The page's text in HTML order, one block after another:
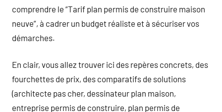
comprendre le “Tarif plan permis de construire maison
neuve”, à cadrer un budget réaliste et à sécuriser vos
démarches.
En clair, vous allez trouver ici des repères concrets, des
fourchettes de prix, des comparatifs de solutions
(architecte pas cher, dessinateur plan maison,
entreprise permis de construire, plan permis de